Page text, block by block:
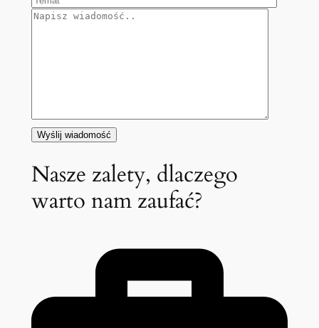
Nasze zalety, dlaczego
warto nam zaufać?